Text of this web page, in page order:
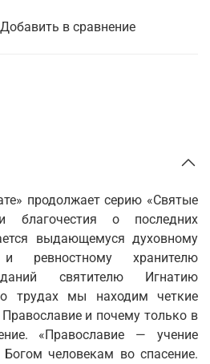
Добавить в сравнение
продолжает серию «Святые
благочестия о последних
выдающемуся духовному
ревностному хранителю
святителю Игнатию
трудах мы находим четкие
и почему только в
«Православие — учение
человекам во спасение.